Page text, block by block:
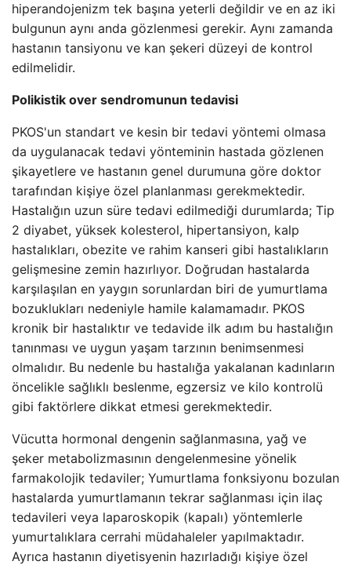
hiperandojenizm tek başına yeterli değildir ve en az iki
bulgunun aynı anda gözlenmesi gerekir. Aynı zamanda
hastanın tansiyonu ve kan şekeri düzeyi de kontrol
edilmelidir.
Polikistik over sendromunun tedavisi
PKOS'un standart ve kesin bir tedavi yöntemi olmasa
da uygulanacak tedavi yönteminin hastada gözlenen
şikayetlere ve hastanın genel durumuna göre doktor
tarafından kişiye özel planlanması gerekmektedir.
Hastalığın uzun süre tedavi edilmediği durumlarda; Tip
2 diyabet, yüksek kolesterol, hipertansiyon, kalp
hastalıkları, obezite ve rahim kanseri gibi hastalıkların
gelişmesine zemin hazırlıyor. Doğrudan hastalarda
karşılaşılan en yaygın sorunlardan biri de yumurtlama
bozuklukları nedeniyle hamile kalamamadır. PKOS
kronik bir hastalıktır ve tedavide ilk adım bu hastalığın
tanınması ve uygun yaşam tarzının benimsenmesi
olmalıdır. Bu nedenle bu hastalığa yakalanan kadınların
öncelikle sağlıklı beslenme, egzersiz ve kilo kontrolü
gibi faktörlere dikkat etmesi gerekmektedir.
Vücutta hormonal dengenin sağlanmasına, yağ ve
şeker metabolizmasının dengelenmesine yönelik
farmakolojik tedaviler; Yumurtlama fonksiyonu bozulan
hastalarda yumurtlamanın tekrar sağlanması için ilaç
tedavileri veya laparoskopik (kapalı) yöntemlerle
yumurtalıklara cerrahi müdahaleler yapılmaktadır.
Ayrıca hastanın diyetisyenin hazırladığı kişiye özel